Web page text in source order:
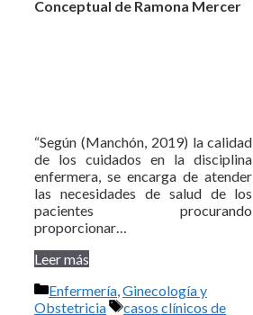
Conceptual de Ramona Mercer
“Según (Manchón, 2019) la calidad
de los cuidados en la disciplina
enfermera, se encarga de atender
las necesidades de salud de los
pacientes procurando
proporcionar…
Leer más
Categorías
Enfermería,Ginecología y
Obstetricia
Etiquetas
casos clínicos de